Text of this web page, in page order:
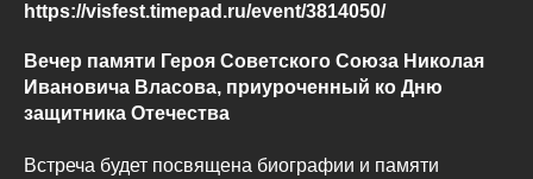
https://visfest.timepad.ru/event/3814050/
Вечер памяти Героя Советского Союза Николая
Ивановича Власова, приуроченный ко Дню
защитника Отечества
Встреча будет посвящена биографии и памяти